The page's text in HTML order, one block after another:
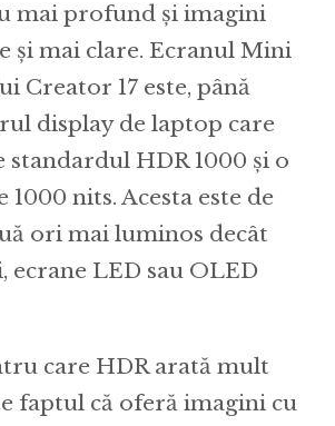
mai profund și imagini
și mai clare. Ecranul Mini
Creator 17 este, până
display de laptop care
standardul HDR 1000 și o
nits. Acesta este de
ori mai luminos decât
ecrane LED sau OLED
care HDR arată mult
faptul că oferă imagini cu